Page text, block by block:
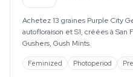
Achetez 13 graines Purple City
autofloraison et S1, créées à San
Gushers, Gush Mints.
Feminized Photoperiod